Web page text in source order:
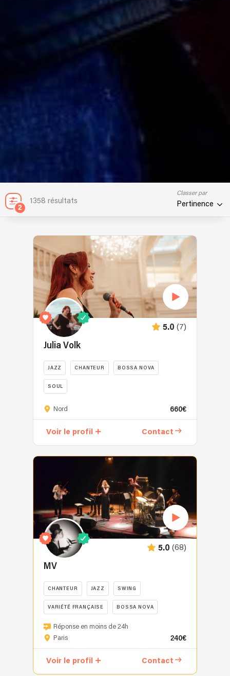
2
1358 résultats
Classer par
Pertinence
5.0 (7)
Julia Volk
JAZZ CHANTEUR BOSSA NOVA
SOUL
de
Julia
est
aussi
fille
chef
de
choeur
et
à
12
ans
son
professeur
de
musique
puis
Nord 660€
Voir le profil Contact
5.0 (68)
MV
CHANTEUR JAZZ SWING
VARIÉTÉ FRANÇAISE BOSSA NOVA
MV
vous
à
Réponse en moins de 24h
Paris
240€
Voir le profil Contact